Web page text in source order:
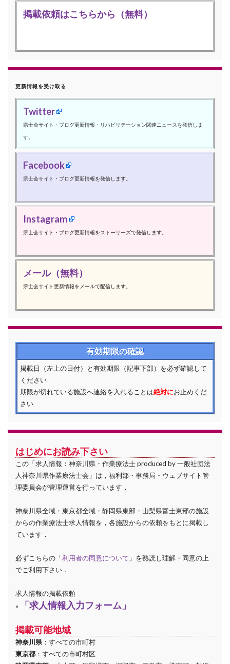
掲載依頼はこちらから（無料）
更新情報を受け取る
Twitter
県士会サイト・ブログ更新情報・リハビリテーション関連ニュースを発信しま
す。
Facebook
県士会サイト・ブログ更新情報を発信します。
Instagram
県士会サイト・ブログ更新情報をストーリーズで発信します。
メール（無料）
県士会サイト更新情報をメールで配信します。
有効期限の確認
掲載日（左上の日付）と有効期限（記事下部）を必ず確認して
ください
期限が切れている施設へ連絡を入れることは絶対にお止めくだ
さい
はじめにお読み下さい
この「求人情報：神奈川県・作業療法士 produced by 一般社団法
人神奈川県作業療法士会」は，福利部・事務局・ウェブサイト管
理委員会が管理運営を行っています．
神奈川県全域・東京都全域・静岡県東部・山梨県富士東部の施設
からの作業療法士求人情報を，各施設からの依頼をもとに掲載し
ています．
必ずこちらの「利用者の同意について 」を熟読し理解・同意の上
でご利用下さい．
求人情報の掲載依頼
»
「求人情報入力フォーム」
掲載可能地域
神奈川県 ：すべての市町村
東京都 ：すべての市町村区